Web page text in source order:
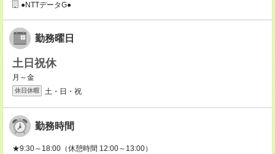
●NTTデータG●
勤務曜日
土日祝休
月～金
休日休暇 土・日・祝
勤務時間
★9:30～18:00（休憩時間 12:00～13:00）